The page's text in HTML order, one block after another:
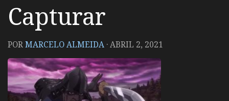
Capturar
PORMARCELO ALMEIDA ·ABRIL 2, 2021